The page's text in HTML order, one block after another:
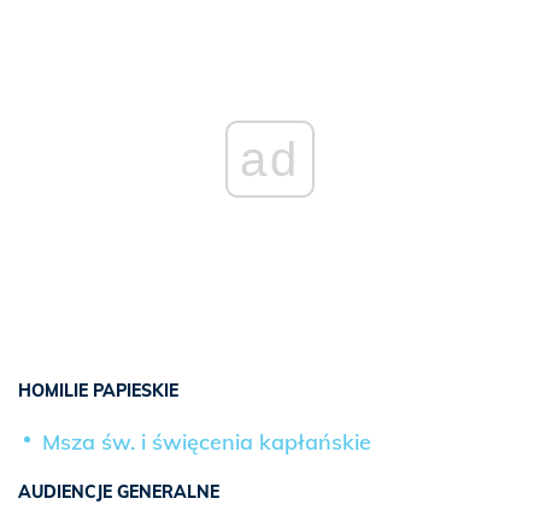
ad
HOMILIE PAPIESKIE
Msza św. i święcenia kapłańskie
AUDIENCJE GENERALNE